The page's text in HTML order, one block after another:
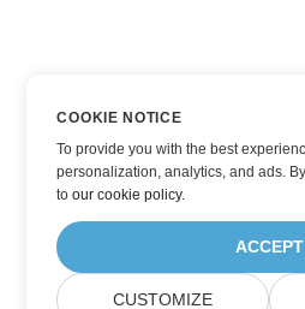
COOKIE NOTICE
To provide you with the best
personalization, analytics, and ads.
toour cookie policy.
ACCEPT
CUSTOMIZE